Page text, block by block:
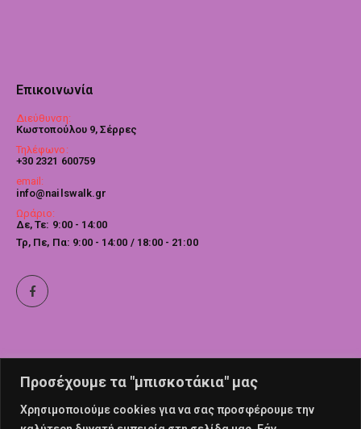
Προσέχουμε τα "μπισκοτάκια" μας
Χρησιμοποιούμε cookies για να σας προσφέρουμε την
Επικοινωνία
Διεύθυνση:
Κωστοπούλου 9, Σέρρες
Τηλέφωνο:
+30 2321 600759
email:
info@nailswalk.gr
Ωράριο:
Δε, Τε: 9:00 - 14:00
Τρ, Πε, Πα: 9:00 - 14:00 / 18:00 - 21:00